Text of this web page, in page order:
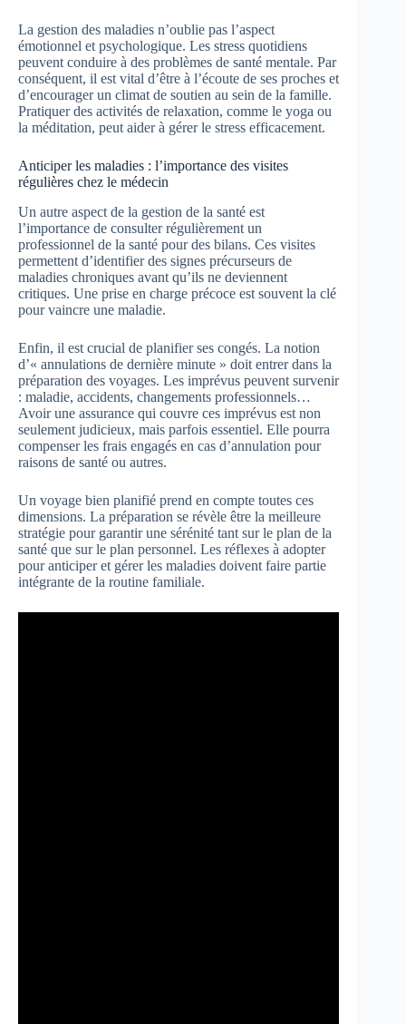
La gestion des maladies n’oublie pas l’aspect
émotionnel et psychologique. Les stress quotidiens
peuvent conduire à des problèmes de santé mentale. Par
conséquent, il est vital d’être à l’écoute de ses proches et
d’encourager un climat de soutien au sein de la famille.
Pratiquer des activités de relaxation, comme le yoga ou
la méditation, peut aider à gérer le stress efficacement.
Anticiper les maladies : l’importance des visites
régulières chez le médecin
Un autre aspect de la gestion de la santé est
l’importance de consulter régulièrement un
professionnel de la santé pour des bilans. Ces visites
permettent d’identifier des signes précurseurs de
maladies chroniques avant qu’ils ne deviennent
critiques. Une prise en charge précoce est souvent la clé
pour vaincre une maladie.
Enfin, il est crucial de planifier ses congés. La notion
d’« annulations de dernière minute » doit entrer dans la
préparation des voyages. Les imprévus peuvent survenir
: maladie, accidents, changements professionnels…
Avoir une assurance qui couvre ces imprévus est non
seulement judicieux, mais parfois essentiel. Elle pourra
compenser les frais engagés en cas d’annulation pour
raisons de santé ou autres.
Un voyage bien planifié prend en compte toutes ces
dimensions. La préparation se révèle être la meilleure
stratégie pour garantir une sérénité tant sur le plan de la
santé que sur le plan personnel. Les réflexes à adopter
pour anticiper et gérer les maladies doivent faire partie
intégrante de la routine familiale.